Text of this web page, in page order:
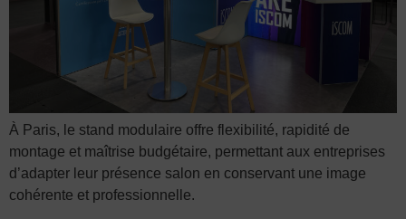
À Paris, le stand modulaire offre flexibilité, rapidité de
montage et maîtrise budgétaire, permettant aux entreprises
d’adapter leur présence salon en conservant une image
cohérente et professionnelle.